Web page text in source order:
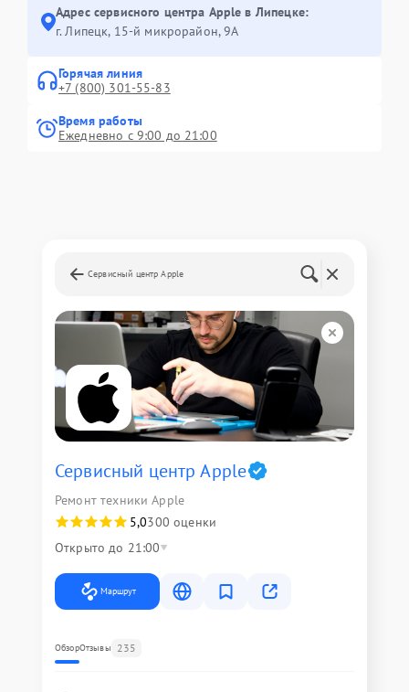
Адрес сервисного центра Apple в Липецке:
г. Липецк, 15-й микрорайон, 9А
Горячая линия
+7 (800) 301-55-83
Время работы
Ежедневно с 9:00 до 21:00
Сервисный центр Apple
Сервисный центр Apple
Ремонт техники Apple
5,0300 оценки
Открыто до 21:00
Маршрут
ОбзорОтзывы 235